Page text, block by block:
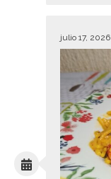
julio 17, 2026